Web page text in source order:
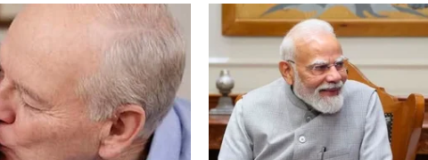
ಹೇಳುತ್ತಿದ್ದರು. ವೀಡಿಯೋ ವೈರಲ್‌ ಆಗಿದ್ದು ಈಗ
ಎಂದು ಹೇಳಲಾಗುತ್ತಿದೆ